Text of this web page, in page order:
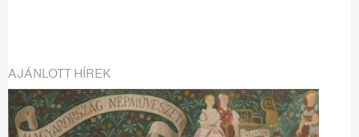
AJÁNLOTT HÍREK